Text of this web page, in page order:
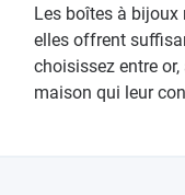
Les boîtes à bijoux
elles offrent
choisissez entre
maison qui leur